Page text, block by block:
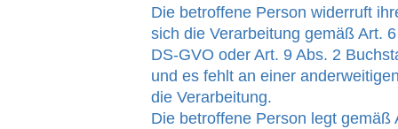
Die betroffene Person widerruft
sich die Verarbeitung gemäß Art.
DS-GVO oder Art. 9 Abs. 2
und es fehlt an einer
die Verarbeitung.
Die betroffene Person legt gemäß